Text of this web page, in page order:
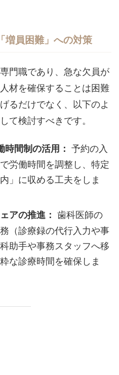
増員困難」への対策
門職であり、急な欠員が
材を確保することは困難
るだけでなく、以下のよ
て検討すべきです。
間制の活用： 予約の入
労働時間を調整し、特定
」に収める工夫をしま
アの推進： 歯科医師の
（診療録の代行入力や事
助手や事務スタッフへ移
な診療時間を確保しま